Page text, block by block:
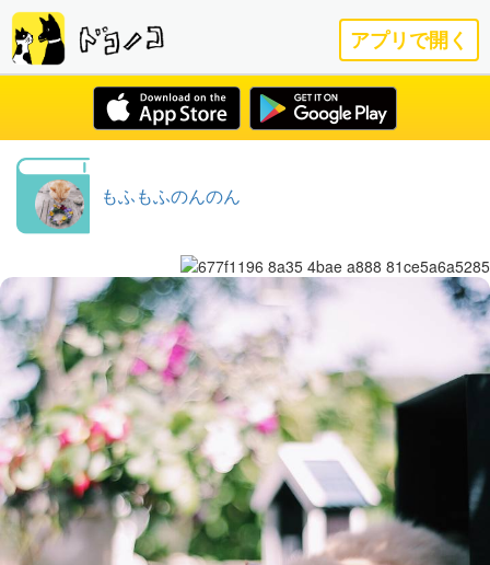
アプリで開く
もふもふのんのん